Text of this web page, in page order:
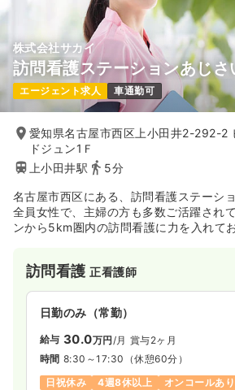
株式会社サカイ
訪問看護ステーションあじさ
エージェント求人 車通勤可
愛知県名古屋市西区上小田井2-292-2
ドジュン1Ｆ
上小田井駅
5分
名古屋市西区にある、訪問看護ステーシ
全員女性で、主婦の方も多数ご活躍され
ンから5km圏内の訪問看護に力を入れて
訪問看護正看護師
日勤のみ（常勤）
給与 30.0万円/月 賞与2ヶ月
時間 8:30～17:30 （休憩60分）
日祝休み
4週8休以上 オンコールあり